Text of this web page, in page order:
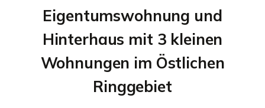
Eigentumswohnung und
Hinterhaus mit 3 kleinen
Wohnungen im Östlichen
Ringgebiet